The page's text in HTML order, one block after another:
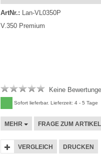
ArtNr.: Lan-VL0350P
V.350 Premium
Keine
Sofort lieferbar. Lieferzeit: 4 - 5 Tage
MEHR FRAGE ZUM ARTIKEL
VERGLEICH DRUCKEN